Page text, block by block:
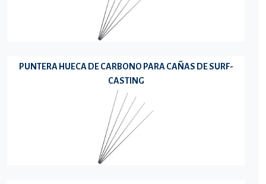
PUNTERA HUECA DE CARBONO PARA CAÑAS DE SURF-
CASTING